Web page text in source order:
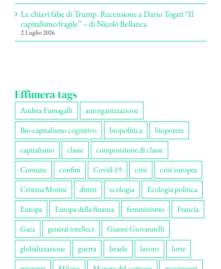
Le chiavi false di Trump. Recensione a Dario Togati “Il
capitalismo fragile” – di Nicolò Bellanca
2 Luglio 2026
Effimera tags
Andrea Fumagalli
autorganizzazione
Bio-capitalismo cognitivo
biopolitica
biopotere
capitalismo
classe
composizione di classe
Comune
confini Covid-19 crisi
crisi europea
Cristina Morini
diritti ecologia
Ecologia politica
Europa
Europa della finanza femminismo
Francia
Gaza
general intellect
Gianni Giovannelli
globalizzazione
guerra Israele lavoro
lotte